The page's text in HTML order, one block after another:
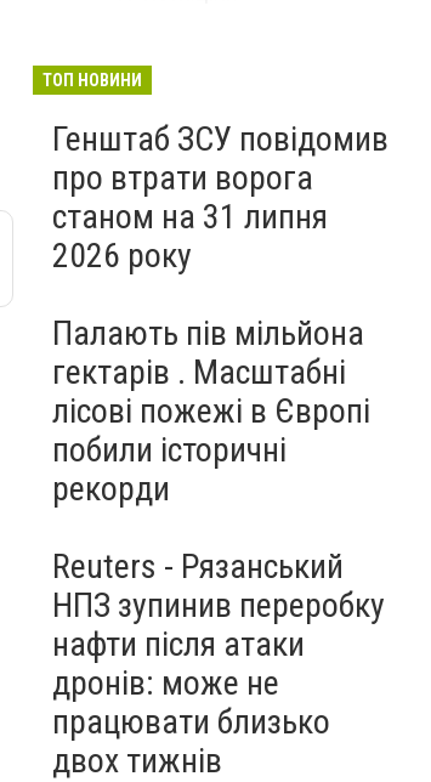
ТОП НОВИНИ
Генштаб ЗСУ повідомив
про втрати ворога
станом на 31 липня
2026 року
Палають пів мільйона
гектарів . Масштабні
лісові пожежі в Європі
побили історичні
рекорди
Reuters - Рязанський
НПЗ зупинив переробку
нафти після атаки
дронів: може не
працювати близько
двох тижнів